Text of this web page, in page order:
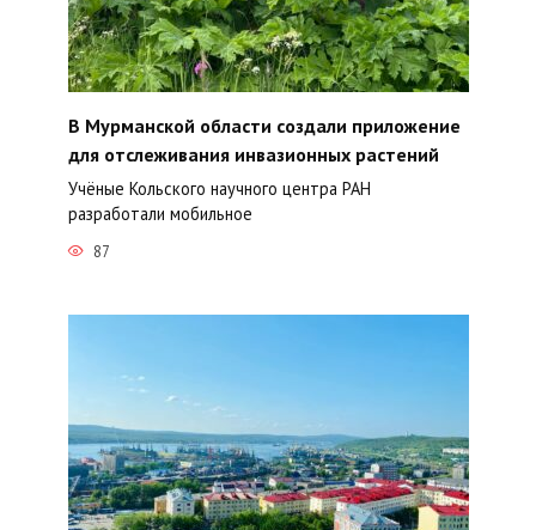
В Мурманской области создали приложение
для отслеживания инвазионных растений
Учёные Кольского научного центра РАН
разработали мобильное
87